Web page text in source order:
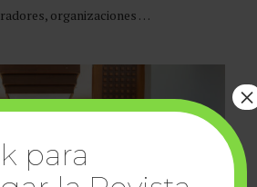
organizaciones …
para
×